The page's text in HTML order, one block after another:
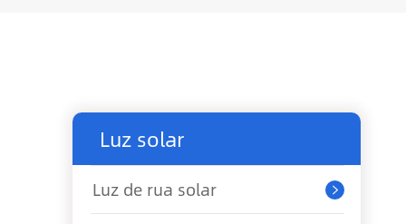
Luz solar
Luz de rua solar 